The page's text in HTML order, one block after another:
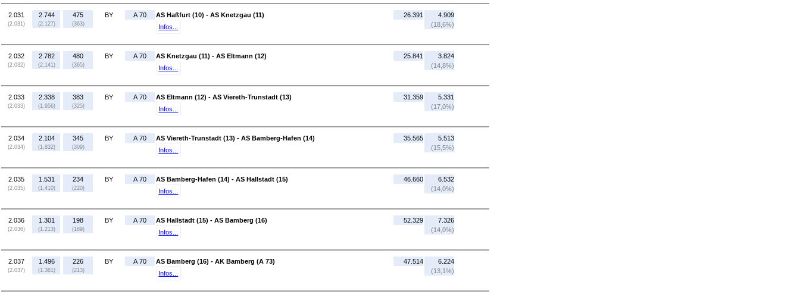
2.031
(2.031)
2.744
(2.127)
475
(363)
BY A 70
AS Haßfurt (10) - AS Knetzgau (11)
Infos...
26.391
4.909
(18,6%)
2.032
(2.032)
2.782
(2.141)
480
(365)
BY A 70
AS Knetzgau (11) - AS Eltmann (12)
Infos...
25.841
3.824
(14,8%)
2.033
(2.033)
2.338
(1.956)
383
(325)
BY A 70
AS Eltmann (12) - AS Viereth-Trunstadt (13)
Infos...
31.359
5.331
(17,0%)
2.034
(2.034)
2.104
(1.832)
345
(309)
BY A 70
AS Viereth-Trunstadt (13) - AS Bamberg-Hafen (14)
Infos...
35.565
5.513
(15,5%)
2.035
(2.035)
1.531
(1.410)
234
(220)
BY A 70
AS Bamberg-Hafen (14) - AS Hallstadt (15)
Infos...
46.660
6.532
(14,0%)
2.036
(2.036)
1.301
(1.213)
198
(189)
BY A 70
AS Hallstadt (15) - AS Bamberg (16)
Infos...
52.329
7.326
(14,0%)
2.037
(2.037)
1.496
(1.381)
226
(213)
BY A 70
AS Bamberg (16) - AK Bamberg (A 73)
Infos...
47.514
6.224
(13,1%)